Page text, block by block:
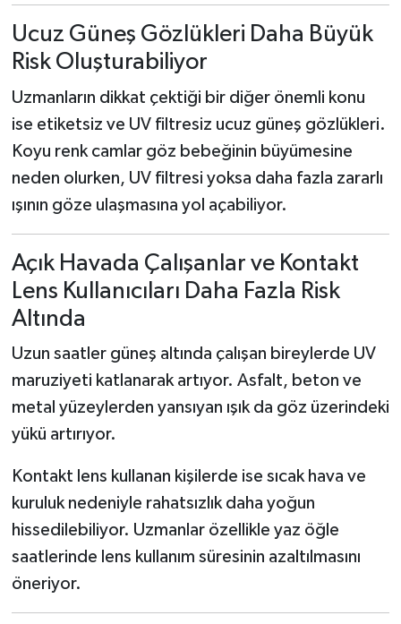
Ucuz Güneş Gözlükleri Daha Büyük
Risk Oluşturabiliyor
Uzmanların dikkat çektiği bir diğer önemli konu
ise etiketsiz ve UV filtresiz ucuz güneş gözlükleri.
Koyu renk camlar göz bebeğinin büyümesine
neden olurken, UV filtresi yoksa daha fazla zararlı
ışının göze ulaşmasına yol açabiliyor.
Açık Havada Çalışanlar ve Kontakt
Lens Kullanıcıları Daha Fazla Risk
Altında
Uzun saatler güneş altında çalışan bireylerde UV
maruziyeti katlanarak artıyor. Asfalt, beton ve
metal yüzeylerden yansıyan ışık da göz üzerindeki
yükü artırıyor.
Kontakt lens kullanan kişilerde ise sıcak hava ve
kuruluk nedeniyle rahatsızlık daha yoğun
hissedilebiliyor. Uzmanlar özellikle yaz öğle
saatlerinde lens kullanım süresinin azaltılmasını
öneriyor.